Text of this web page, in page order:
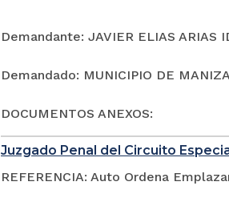
Demandante: JAVIER ELIAS ARIAS
Demandado: MUNICIPIO DE
DOCUMENTOS ANEXOS:
Juzgado Penal del Circuito
REFERENCIA: Auto Ordena